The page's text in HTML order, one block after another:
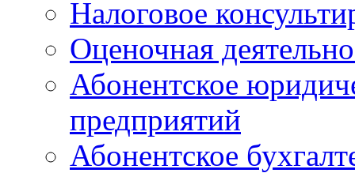
Налоговое
Оценочная
Абонентское
предприятий
Абонентское